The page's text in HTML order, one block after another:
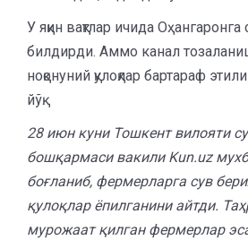
У яқин вақтлар ичида
билдирди. Аммо канал
ноқонуний қулоқлар бартараф
йўқ.
28 июн куни Тошкент вилояти
бошқармаси вакили Kun.uz
боғланиб, фермерларга сув
қулоқлар ёпилганини айтди.
мурожаат қилган фермерлар